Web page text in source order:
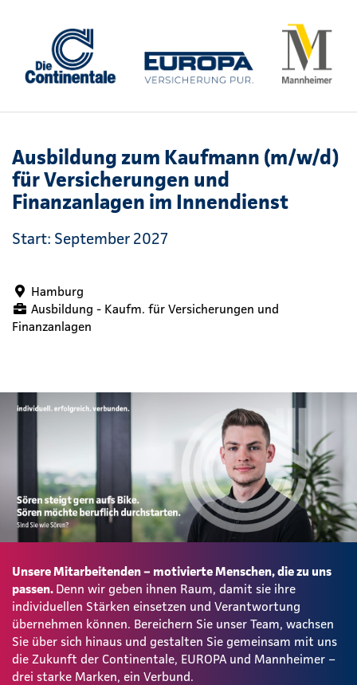
Ausbildung zum Kaufmann (m/w/d)
für Versicherungen und
Finanzanlagen im Innendienst
Start: September 2027
Hamburg
Ausbildung - Kaufm. für Versicherungen und
Finanzanlagen
Unsere Mitarbeitenden – motivierte Menschen, die zu uns
passen. Denn wir geben ihnen Raum, damit sie ihre
individuellen Stärken einsetzen und Verantwortung
übernehmen können. Bereichern Sie unser Team, wachsen
Sie über sich hinaus und gestalten Sie gemeinsam mit uns
die Zukunft der Continentale, EUROPA und Mannheimer –
drei starke Marken, ein Verbund.